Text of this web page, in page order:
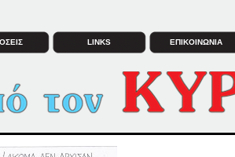
LINKS ΕΠΙΚΟΙΝΩΝΙΑ